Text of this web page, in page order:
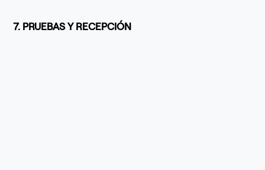
7. PRUEBAS Y RECEPCIÓN